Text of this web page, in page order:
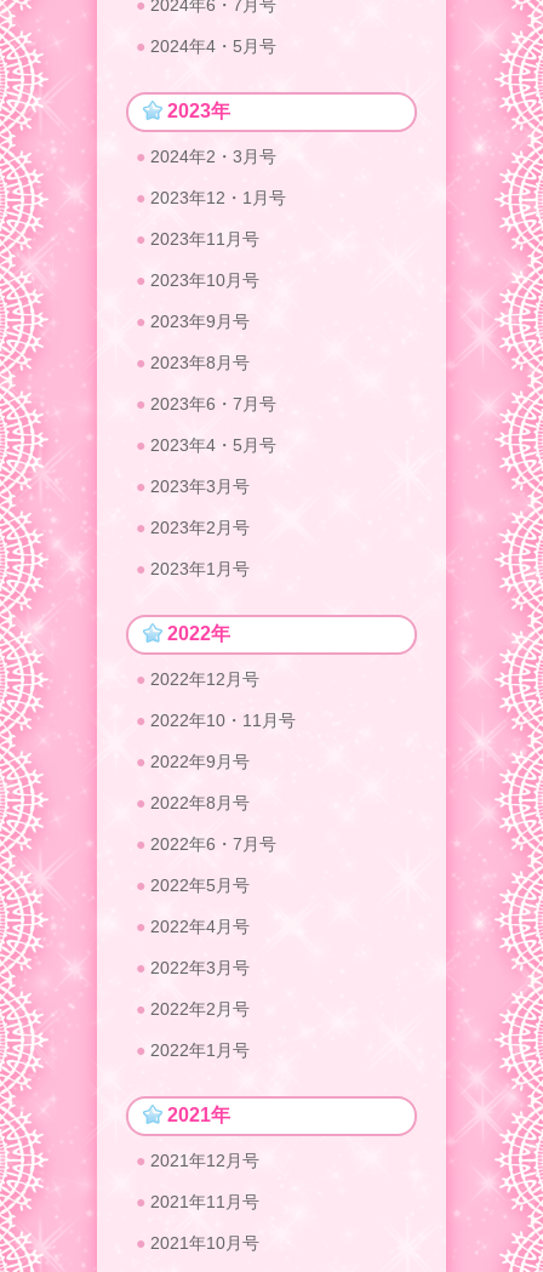
2024年6・7月号
2024年4・5月号
2023年
2024年2・3月号
2023年12・1月号
2023年11月号
2023年10月号
2023年9月号
2023年8月号
2023年6・7月号
2023年4・5月号
2023年3月号
2023年2月号
2023年1月号
2022年
2022年12月号
2022年10・11月号
2022年9月号
2022年8月号
2022年6・7月号
2022年5月号
2022年4月号
2022年3月号
2022年2月号
2022年1月号
2021年
2021年12月号
2021年11月号
2021年10月号